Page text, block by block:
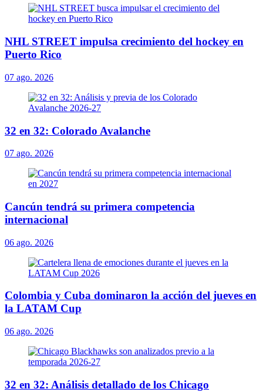
NHL STREET impulsa crecimiento del hockey en
Puerto Rico
07 ago. 2026
32 en 32: Colorado Avalanche
07 ago. 2026
Cancún tendrá su primera competencia
internacional
06 ago. 2026
Colombia y Cuba dominaron la acción del jueves en
la LATAM Cup
06 ago. 2026
32 en 32: Análisis detallado de los Chicago